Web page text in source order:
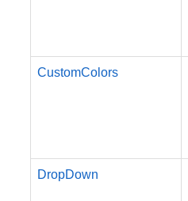
CustomColors
DropDown